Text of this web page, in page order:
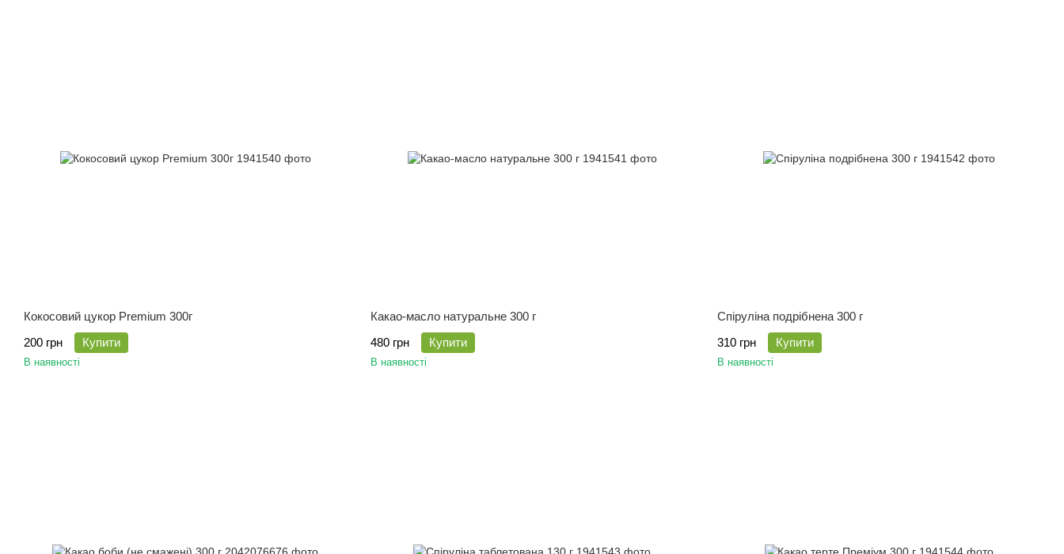
Кокосовий цукор Premium 300г
200 грн
Купити
В наявності
Какао-масло натуральне 300 г
480 грн
Купити
В наявності
Спіруліна подрібнена 300 г
310 грн
Купити
В наявності